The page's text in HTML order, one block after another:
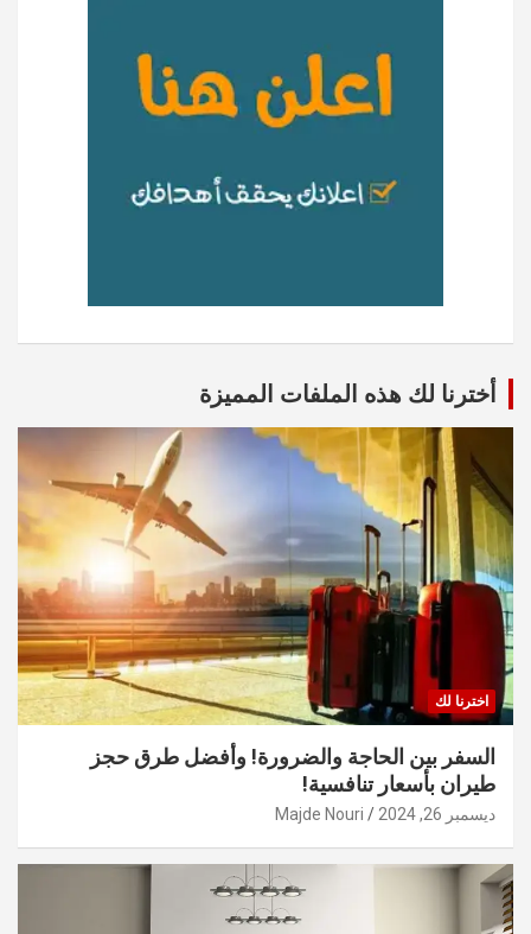
أخترنا لك هذه الملفات المميزة
اخترنا لك
السفر بين الحاجة والضرورة! وأفضل طرق حجز
طيران بأسعار تنافسية!
ديسمبر 26, 2024 Majde Nouri